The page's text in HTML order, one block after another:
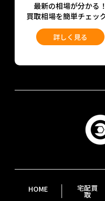
最新の相場が分かる！
買取相場を簡単チェッ
詳しく見る
HOME 宅配買
取